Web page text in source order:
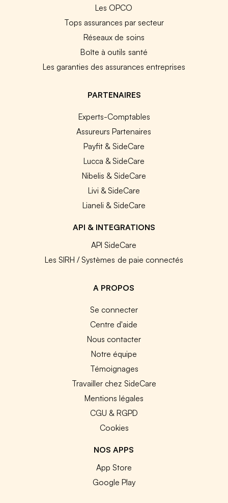
Les OPCO
Tops assurances par secteur
Réseaux de soins
Boîte à outils santé
Les garanties des assurances entreprises
PARTENAIRES
Experts-Comptables
Assureurs Partenaires
Payfit & SideCare
Lucca & SideCare
Nibelis & SideCare
Livi & SideCare
Lianeli & SideCare
API & INTEGRATIONS
API SideCare
Les SIRH / Systèmes de paie connectés
A PROPOS
Se connecter
Centre d'aide
Nous contacter
Notre équipe
Témoignages
Travailler chez SideCare
Mentions légales
CGU & RGPD
Cookies
NOS APPS
App Store
Google Play